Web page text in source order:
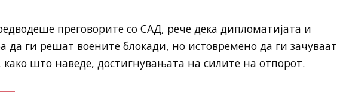
преговорите со САД, рече дека дипломатијата и
да ги решат воените блокади, но истовремено да ги зачуваат
што наведе, достигнувањата на силите на отпорот.